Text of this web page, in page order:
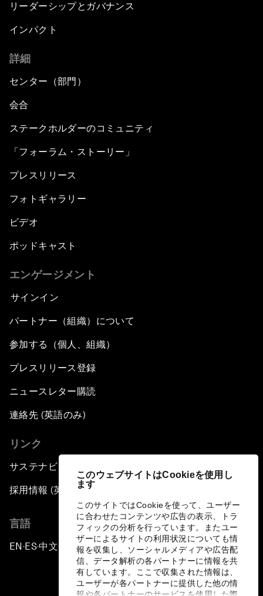
このウェブサイトはCookieを使用し
ます
このサイトではCookieを使って、ユーザー
に合わせたコンテンツや広告の表示、トラ
フィックの分析を行っています。またユー
ザーによるサイトの利用状況についても情
報を収集し、ソーシャルメディアや広告配
信、データ解析の各パートナーに情報を共
有しています。ここで収集された情報は、
ユーザーが各パートナーに提供した他の情
リーダーシップとガバナンス
インパクト
詳細
センター（部門）
会合
ステークホルダーのコミュニティ
「フォーラム・ストーリー」
プレスリリース
フォトギャラリー
ビデオ
ポッドキャスト
エンゲージメント
サインイン
パートナー（組織）について
参加する（個人、組織）
プレスリリース登録
ニュースレター購読
連絡先 (英語のみ)
リンク
サステナビリティへの取り組み
採用情報 (英語のみ)
言語
EN ▪ ES▪中文▪ 日本語